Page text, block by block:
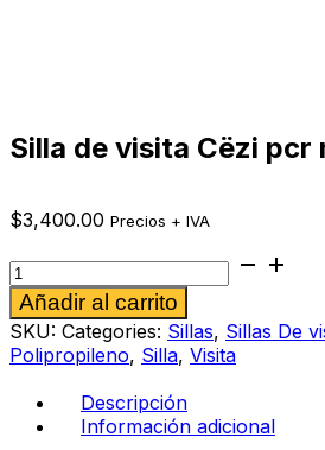
Silla de visita Cëzi pcr
$3,400.00 Precios + IVA
Silla
de
visita
Cëzi
pcr
movil
cantidad
Añadir al carrito
SKU: Categories: Sillas, Sillas De
Polipropileno, Silla, Visita
Descripción
Información adicional